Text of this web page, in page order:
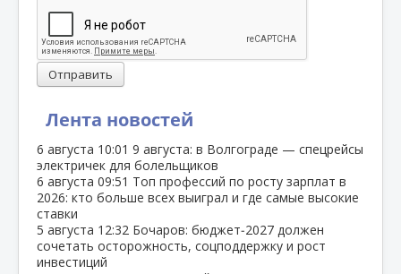
Лента новостей
6 августа 10:01 9 августа: в Волгограде — спецрейсы
электричек для болельщиков
6 августа 09:51 Топ профессий по росту зарплат в
2026: кто больше всех выиграл и где самые высокие
ставки
5 августа 12:32 Бочаров: бюджет‑2027 должен
сочетать осторожность, соцподдержку и рост
инвестиций
Отправить